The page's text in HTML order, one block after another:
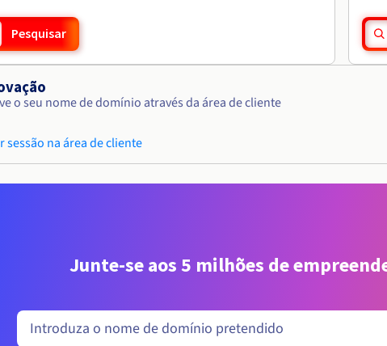
Pesquisar
o seu nome de domínio através da área de cliente
sessão na área de cliente
Junte-se aos 5 milhões de